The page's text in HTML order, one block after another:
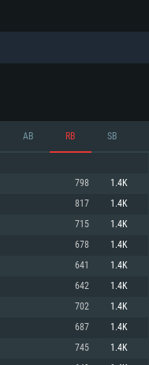
REQUISE
Intel Xeon ne sont
AB RB SB
798 1.4K
817 1.4K
715 1.4K
678 1.4K
641 1.4K
642 1.4K
702 1.4K
687 1.4K
745 1.4K